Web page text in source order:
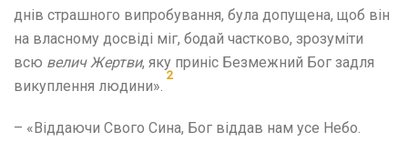
днів страшного випробування, була допущена, щоб він
на власному досвіді міг, бодай частково, зрозуміти
всю велич Жертви, яку приніс Безмежний Бог задля
викуплення людини».
2
– «Віддаючи Свого Сина, Бог віддав нам усе Небо.